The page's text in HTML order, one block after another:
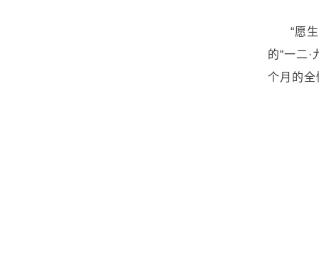
“愿
的“一二
个月的